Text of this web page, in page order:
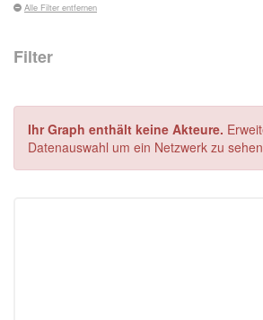
Alle Filter entfernen
Filter
Ihr Graph enthält keine Akteure.
Datenauswahl um ein Netzwerk zu